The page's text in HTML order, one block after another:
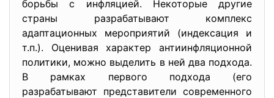
борьбы с инфляцией. Некоторые другие
страны разрабатывают комплекс
адаптационных мероприятий (индексация и
т.п.). Оценивая характер антиинфляционной
политики, можно выделить в ней два подхода.
В рамках первого подхода (его
разрабатывают представители современного